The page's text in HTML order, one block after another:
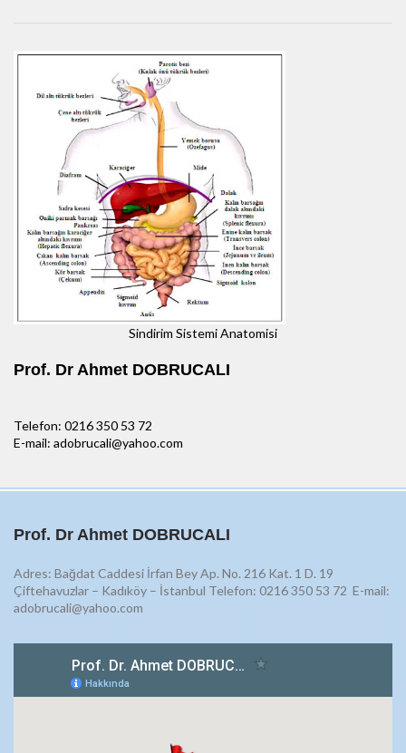
Sindirim Sistemi Anatomisi
Prof. Dr Ahmet DOBRUCALI
Telefon: 0216 350 53 72
E-mail: adobrucali@yahoo.com
Prof. Dr Ahmet DOBRUCALI
Adres: Bağdat Caddesi İrfan Bey Ap. No. 216 Kat. 1 D. 19
Çiftehavuzlar – Kadıköy – İstanbul Telefon: 0216 350 53 72 E-mail:
adobrucali@yahoo.com